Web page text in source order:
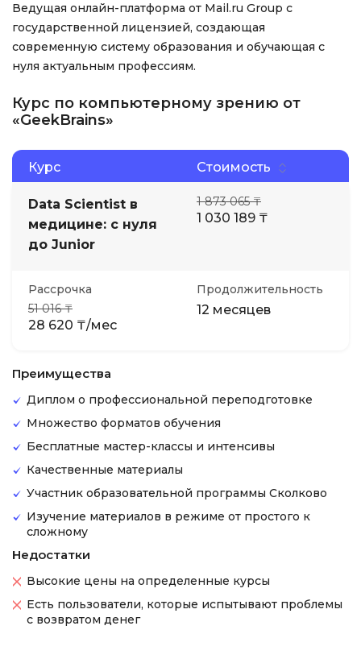
Ведущая онлайн-платформа от Mail.ru Group с
государственной лицензией, создающая
современную систему образования и обучающая с
нуля актуальным профессиям.
Курс по компьютерному зрению от
«GeekBrains»
Курс Стоимость
Data Scientist в
медицине: с нуля
до Junior
1 873 065 ₸
1 030 189 ₸
Рассрочка
51 016 ₸
28 620 ₸/мес
Продолжительность
12 месяцев
Преимущества
Диплом о профессиональной переподготовке
Множество форматов обучения
Бесплатные мастер-классы и интенсивы
Качественные материалы
Участник образовательной программы Сколково
Изучение материалов в режиме от простого к
сложному
Недостатки
Высокие цены на определенные курсы
Есть пользователи, которые испытывают проблемы
с возвратом денег